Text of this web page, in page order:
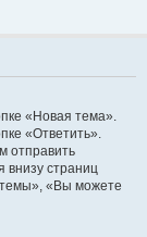
«Новая тема».
«Ответить».
отправить
внизу страниц
«Вы можете